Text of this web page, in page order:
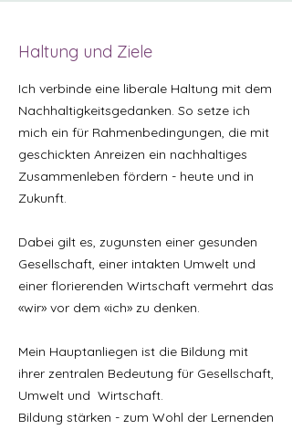
Haltung und Ziele
Ich verbinde eine liberale Haltung mit dem
Nachhaltigkeitsgedanken. So setze ich
mich ein für Rahmenbedingungen, die mit
geschickten Anreizen ein nachhaltiges
Zusammenleben fördern - heute und in
Zukunft.
Dabei gilt es, zugunsten einer gesunden
Gesellschaft, einer intakten Umwelt und
einer florierenden Wirtschaft vermehrt das
«wir» vor dem «ich» zu denken.
Mein Hauptanliegen ist die Bildung mit
ihrer zentralen Bedeutung für Gesellschaft,
Umwelt und Wirtschaft.
Bildung stärken - zum Wohl der Lernenden